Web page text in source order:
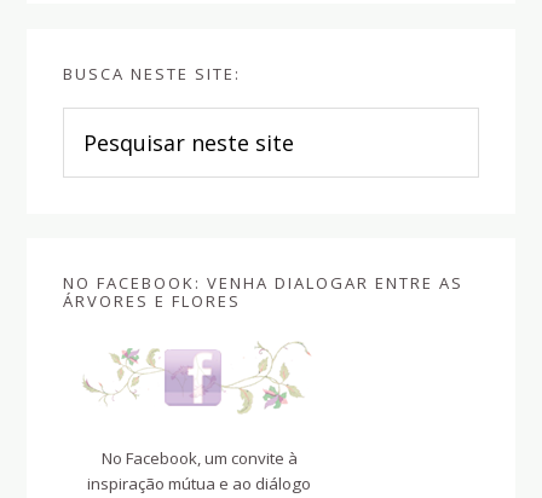
BUSCA NESTE SITE:
neste
site
NO FACEBOOK: VENHA DIALOGAR ENTRE AS
ÁRVORES E FLORES
No Facebook, um convite à
inspiração mútua e ao diálogo